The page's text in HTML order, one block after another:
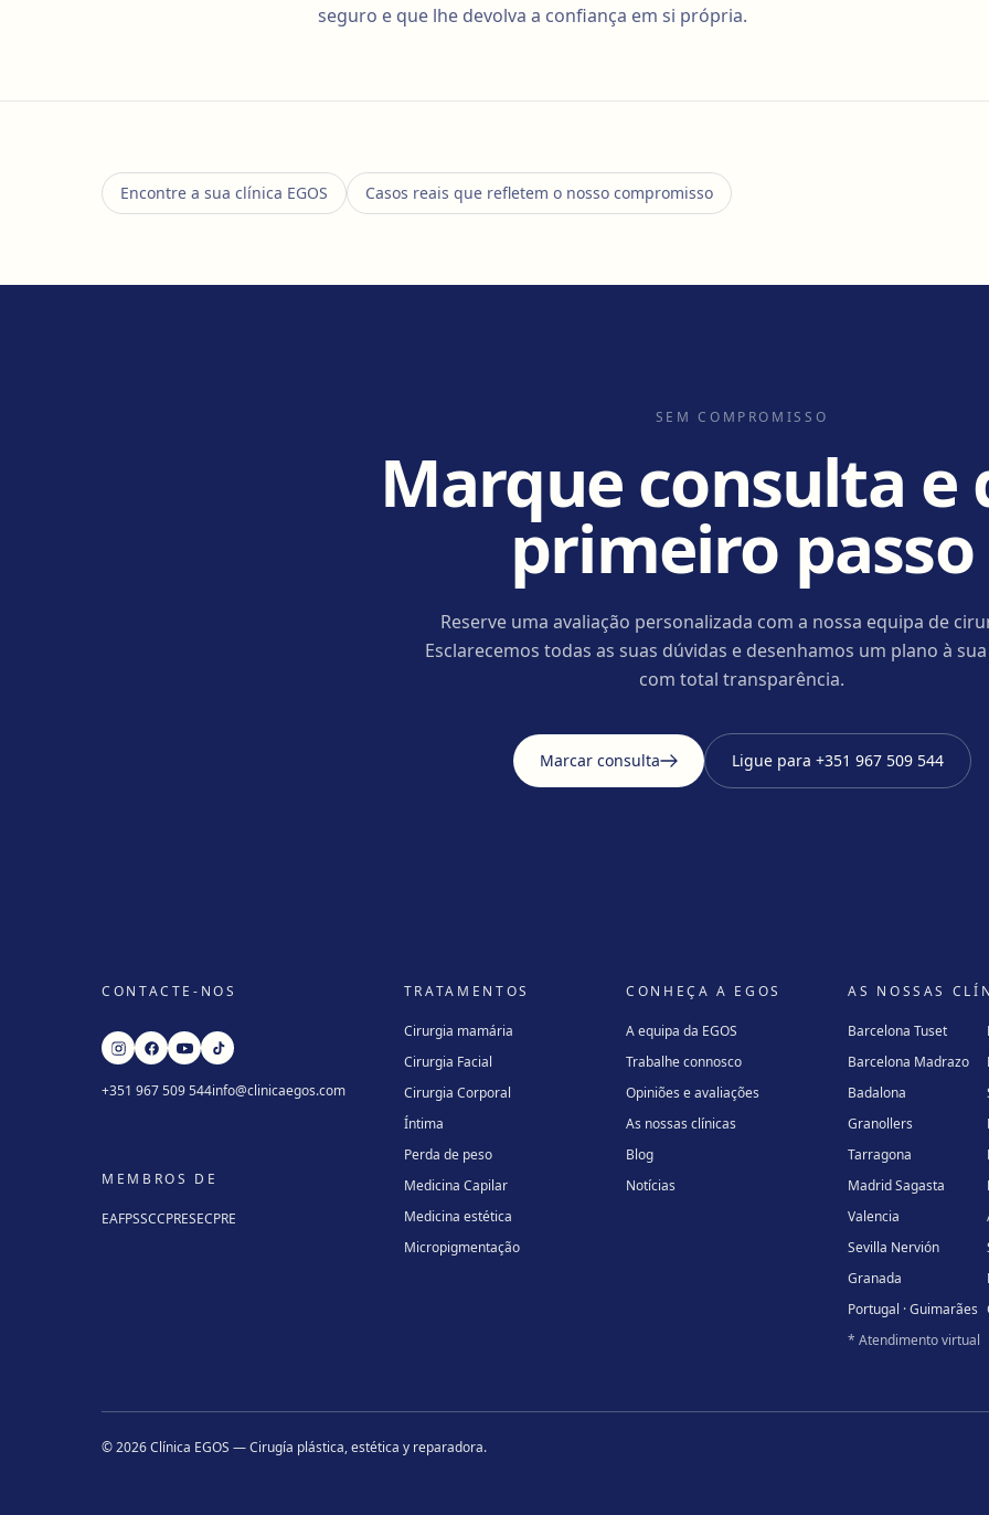
seguro e que lhe devolva a confiança em si própria.
Encontre a sua clínica EGOS Casos reais que refletem o nosso compromisso
SEM COMPROMISSO
Marque consulta e
primeiro passo
Reserve uma avaliação personalizada com a nossa equipa de
Esclarecemos todas as suas dúvidas e desenhamos um plano à
com total transparência.
Marcar consulta Ligue para +351 967 509 544
CONTACTE-NOS
+351 967 509 544info@clinicaegos.com
MEMBROS DE
EAFPSSCCPRESECPRE
TRATAMENTOS
Cirurgia mamária
Cirurgia Facial
Cirurgia Corporal
Íntima
Perda de peso
Medicina Capilar
Medicina estética
Micropigmentação
CONHEÇA A EGOS
A equipa da EGOS
Trabalhe connosco
Opiniões e avaliações
As nossas clínicas
Blog
Notícias
AS NOSSAS
Barcelona Tuset
Barcelona Madrazo
Badalona
Granollers
Tarragona
Madrid Sagasta
Valencia
Sevilla Nervión
Granada
Portugal · Guimarães
* Atendimento virtual
©2026Clínica EGOS — Cirugía plástica, estética y reparadora.